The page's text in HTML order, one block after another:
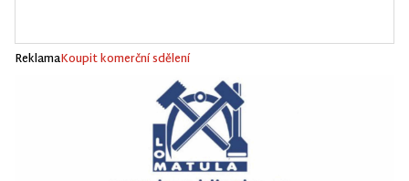
ReklamaKoupit komerční sdělení